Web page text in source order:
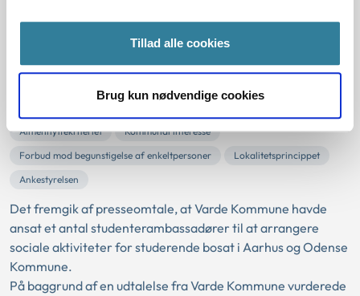
Tillad alle cookies
Brug kun nødvendige cookies
studenterambassadører og gratis
Almennyttekriteriet
Kommunal interesse
Forbud mod begunstigelse af enkeltpersoner
Lokalitetsprincippet
Ankestyrelsen
Det fremgik af presseomtale, at Varde Kommune havde
ansat et antal studenterambassadører til at arrangere
sociale aktiviteter for studerende bosat i Aarhus og Odense
Kommune.
På baggrund af en udtalelse fra Varde Kommune vurderede